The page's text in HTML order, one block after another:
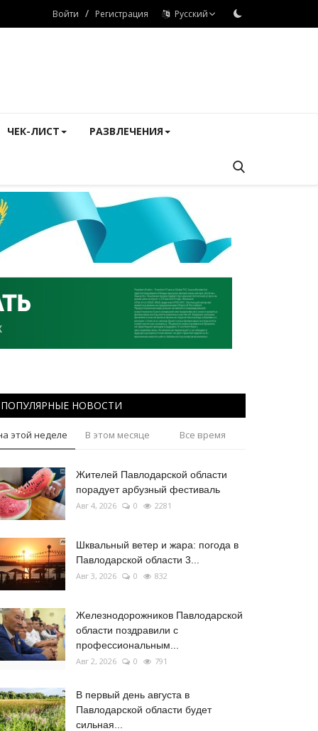
Войти / Регистрация Русский
ЧЕК-ЛИСТ РАЗВЛЕЧЕНИЯ
ПОПУЛЯРНЫЕ НОВОСТИ
этой неделе В этом месяце Все время
Жителей Павлодарской области
порадует арбузный фестиваль
Авг 4, 2026 0 2281
Шквальный ветер и жара: погода в
Павлодарской области 3...
Авг 3, 2026 0 832
Железнодорожников Павлодарской
области поздравили с
профессиональным...
Авг 2, 2026 0 791
В первый день августа в
Павлодарской области будет
сильная...